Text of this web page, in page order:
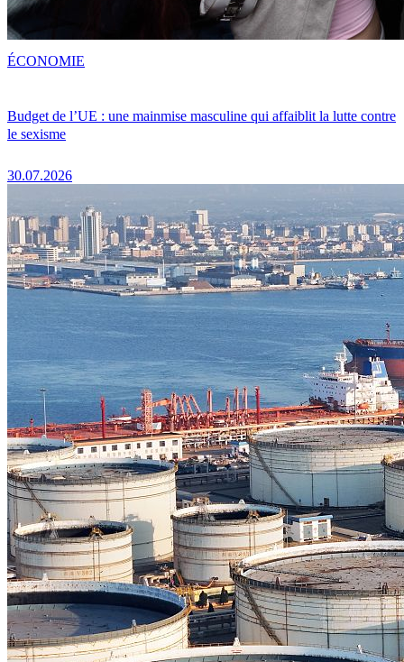
Budget de l’UE : une mainmise masculine qui affaiblit la lutte contre
le sexisme
30.07.2026
ÉCONOMIE